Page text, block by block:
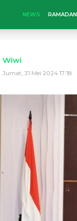
NEWS RAMADAN
Wiwi
Jumat, 31 Mei 2024 17:18